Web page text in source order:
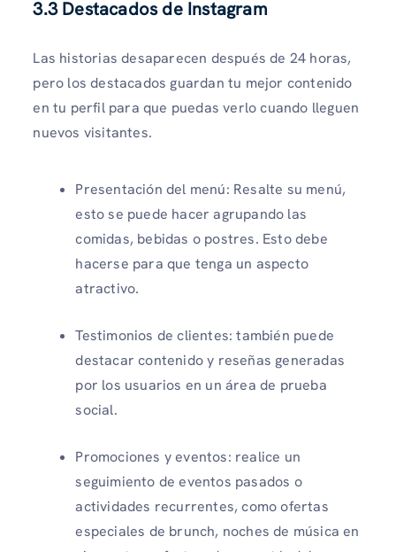
3.3 Destacados de Instagram
Las historias desaparecen después de 24 horas,
pero los destacados guardan tu mejor contenido
en tu perfil para que puedas verlo cuando lleguen
nuevos visitantes.
Presentación del menú: Resalte su menú,
esto se puede hacer agrupando las
comidas, bebidas o postres. Esto debe
hacerse para que tenga un aspecto
atractivo.
Testimonios de clientes: también puede
destacar contenido y reseñas generadas
por los usuarios en un área de prueba
social.
Promociones y eventos: realice un
seguimiento de eventos pasados ​​o
actividades recurrentes, como ofertas
especiales de brunch, noches de música en